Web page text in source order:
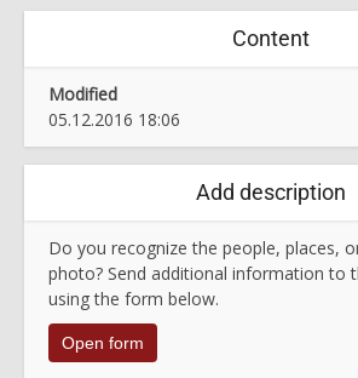
Content
Modified
05.12.2016 18:06
Add description
Do you recognize the people, places,
photo? Send additional information to
using the form below.
Open form